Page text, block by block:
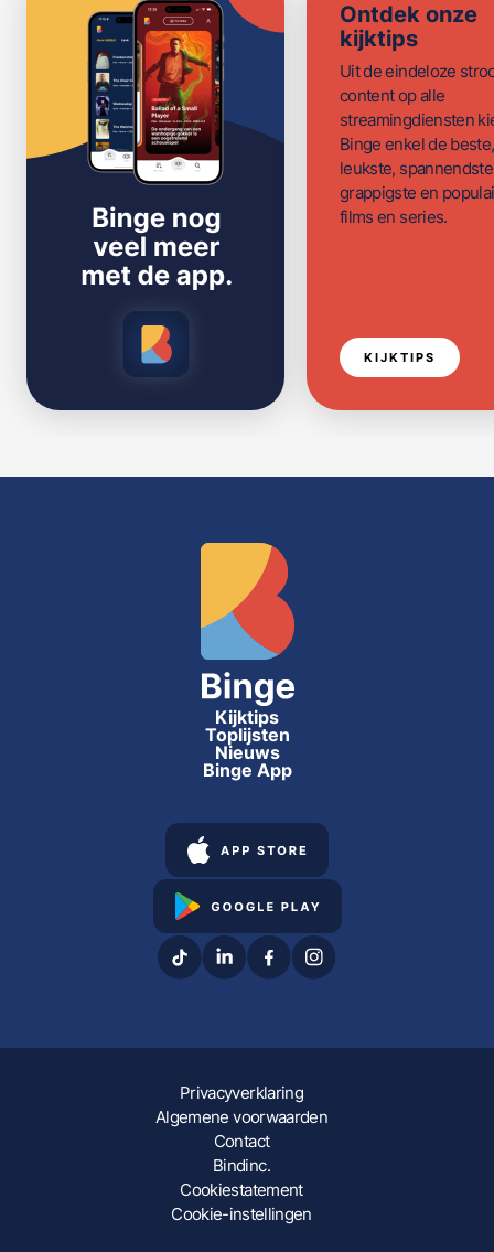
Ontdek onze
kijktips
Uit de eindeloze
content op alle
streamingdiensten
Binge enkel de beste,
leukste,
grappigste en
films en series.
KIJKTIPS
Kijktips
Toplijsten
Nieuws
Binge App
Privacyverklaring
Algemene voorwaarden
Contact
Bindinc.
Cookiestatement
Cookie-instellingen